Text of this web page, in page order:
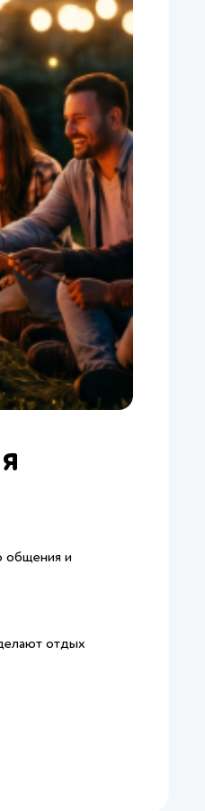
общения и
отдых